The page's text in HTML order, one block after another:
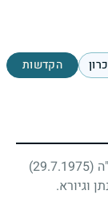
הקדשות
(29.7.1975)
וגיורא.